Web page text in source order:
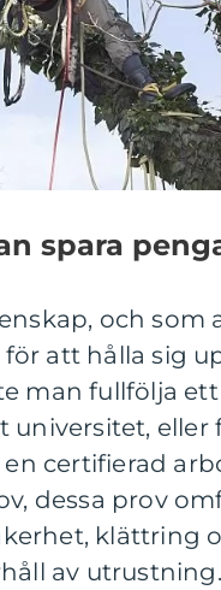
spara
och som
att hålla sig
man fullfölja
universitet,
certifierad
dessa prov
klättring
av